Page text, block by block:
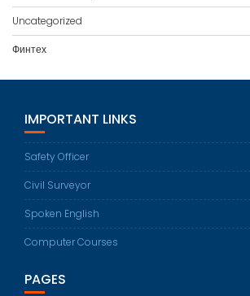
Uncategorized
Финтех
IMPORTANT LINKS
Safety Officer
Civil Surveyor
Spoken English
Computer Courses
PAGES